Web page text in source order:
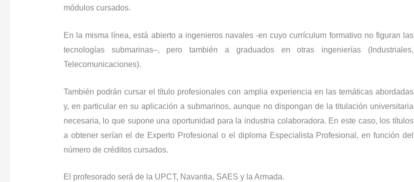
módulos cursados.
En la misma línea, está abierto a ingenieros navales -en cuyo currículum formativo no figuran las
tecnologías submarinas–, pero también a graduados en otras ingenierías (Industriales,
Telecomunicaciones).
También podrán cursar el título profesionales con amplia experiencia en las temáticas abordadas
y, en particular en su aplicación a submarinos, aunque no dispongan de la titulación universitaria
necesaria, lo que supone una oportunidad para la industria colaboradora. En este caso, los títulos
a obtener serían el de Experto Profesional o el diploma Especialista Profesional, en función del
número de créditos cursados.
El profesorado será de la UPCT, Navantia, SAES y la Armada.